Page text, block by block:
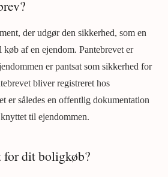
der udgør den sikkerhed, som en
af en ejendom. Pantebrevet er
er pantsat som sikkerhed for
bliver registreret hos
er således en offentlig dokumentation
til ejendommen.
for dit boligkøb?